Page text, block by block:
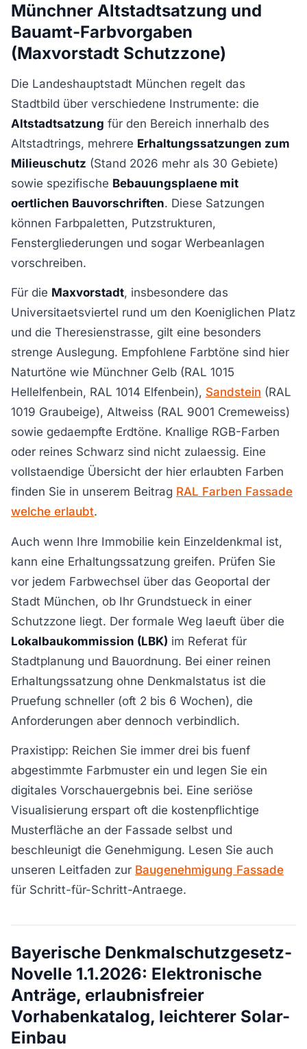
Münchner Altstadtsatzung und
Bauamt-Farbvorgaben
(Maxvorstadt Schutzzone)
Die Landeshauptstadt München regelt das
Stadtbild über verschiedene Instrumente: die
Altstadtsatzung für den Bereich innerhalb des
Altstadtrings, mehrere Erhaltungssatzungen zum
Milieuschutz (Stand 2026 mehr als 30 Gebiete)
sowie spezifische Bebauungsplaene mit
oertlichen Bauvorschriften. Diese Satzungen
können Farbpaletten, Putzstrukturen,
Fenstergliederungen und sogar Werbeanlagen
vorschreiben.
Für die Maxvorstadt, insbesondere das
Universitaetsviertel rund um den Koeniglichen Platz
und die Theresienstrasse, gilt eine besonders
strenge Auslegung. Empfohlene Farbtöne sind hier
Naturtöne wie Münchner Gelb (RAL 1015
Hellelfenbein, RAL 1014 Elfenbein), Sandstein (RAL
1019 Graubeige), Altweiss (RAL 9001 Cremeweiss)
sowie gedaempfte Erdtöne. Knallige RGB-Farben
oder reines Schwarz sind nicht zulaessig. Eine
vollstaendige Übersicht der hier erlaubten Farben
finden Sie in unserem Beitrag RAL Farben Fassade
welche erlaubt.
Auch wenn Ihre Immobilie kein Einzeldenkmal ist,
kann eine Erhaltungssatzung greifen. Prüfen Sie
vor jedem Farbwechsel über das Geoportal der
Stadt München, ob Ihr Grundstueck in einer
Schutzzone liegt. Der formale Weg laeuft über die
Lokalbaukommission (LBK) im Referat für
Stadtplanung und Bauordnung. Bei einer reinen
Erhaltungssatzung ohne Denkmalstatus ist die
Pruefung schneller (oft 2 bis 6 Wochen), die
Anforderungen aber dennoch verbindlich.
Praxistipp: Reichen Sie immer drei bis fuenf
abgestimmte Farbmuster ein und legen Sie ein
digitales Vorschauergebnis bei. Eine seriöse
Visualisierung erspart oft die kostenpflichtige
Musterfläche an der Fassade selbst und
beschleunigt die Genehmigung. Lesen Sie auch
unseren Leitfaden zur Baugenehmigung Fassade
für Schritt-für-Schritt-Antraege.
Bayerische Denkmalschutzgesetz-
Novelle 1.1.2026: Elektronische
Anträge, erlaubnisfreier
Vorhabenkatalog, leichterer Solar-
Einbau